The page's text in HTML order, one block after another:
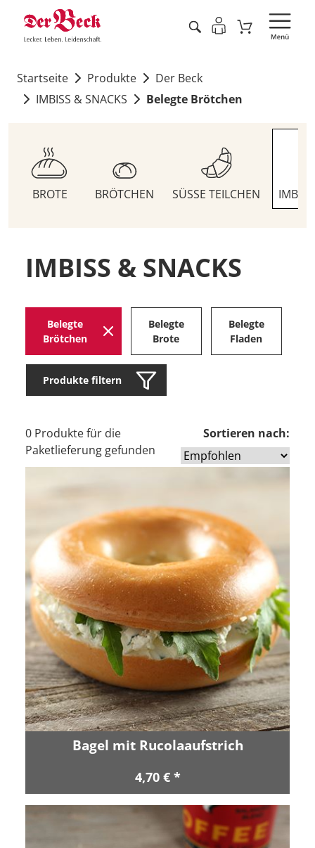
Startseite Produkte
Der Beck
IMBISS & SNACKS
Belegte Brötchen
BROTE BRÖTCHEN SÜSSE TEILCHEN
IMBISS & SNACKS
Belegte
Brötchen
Belegte
Brote
Belegte
Fladen
Produkte filtern
0 Produkte für die
Paketlieferung gefunden
Sortieren nach:
Bagel mit Rucolaaufstrich
4,70 € *